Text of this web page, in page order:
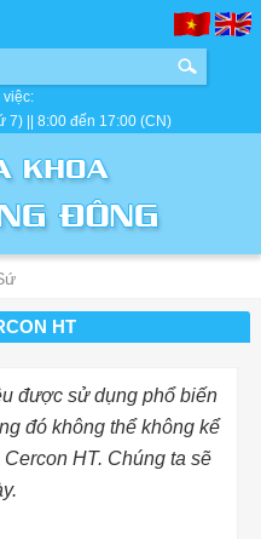
7) || 8:00 đến 17:00 (CN)
HT
được sử dụng phổ biến
đó không thể không kể
HT. Chúng ta sẽ